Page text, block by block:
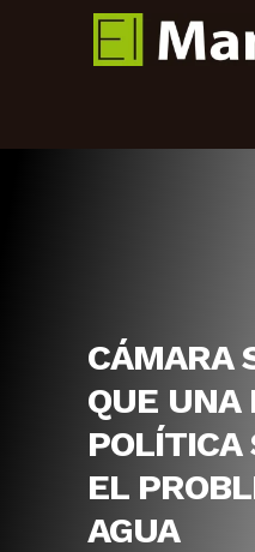
CÁMARA
QUE UNA
POLÍTICA
EL
AGUA